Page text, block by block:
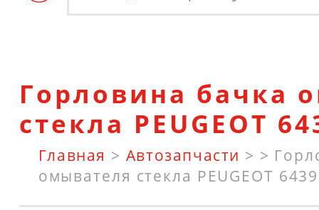
Горловина бачка
стекла PEUGEOT
Главная > Автозапчасти > >
омывателя стекла PEUGEOT